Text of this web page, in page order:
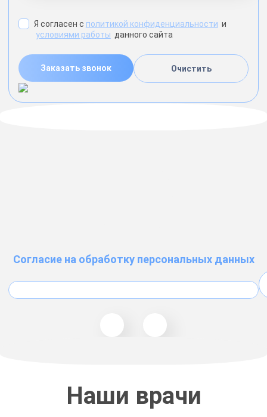
Я согласен с политикой конфиденциальности и
условиями работы данного сайта
Очистить
Заказать звонок
Согласие на обработку персональных данных
Наши врачи